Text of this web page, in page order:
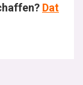
Dat